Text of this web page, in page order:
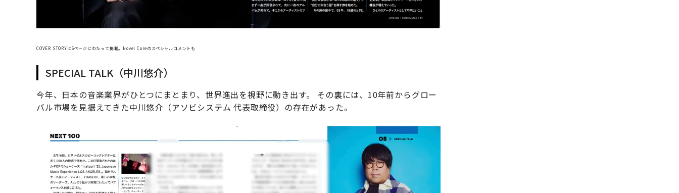
COVER STORYは6ページにわたって掲載。Novel Coreのスペシャルコメントも
SPECIAL TALK（中川悠介）
今年、日本の音楽業界がひとつにまとまり、世界進出を視野に動き出す。 その裏には、10年前からグロー
バル市場を見据えてきた中川悠介（アソビシステム 代表取締役）の存在があった。